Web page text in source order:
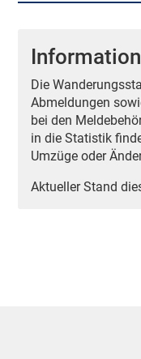
Die
Abmeldungen
bei den
in die Statistik
Umzüge oder
Aktueller Stand